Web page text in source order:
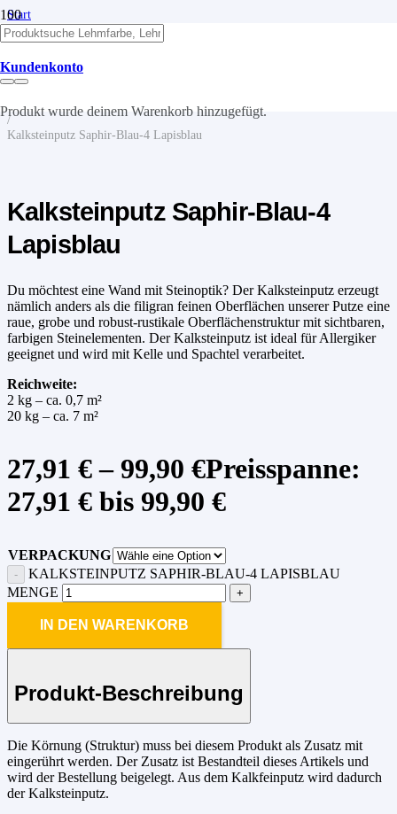
Kundenkonto
Produkt wurde deinem Warenkorb hinzugefügt.
Start
/
Kalk
/
Kalkputze
Kalksteinputz
/
Kalksteinputz Saphir-Blau-4 Lapisblau
Kalksteinputz Saphir-Blau-4
Lapisblau
Du möchtest eine Wand mit Steinoptik? Der Kalksteinputz erzeugt
nämlich anders als die filigran feinen Oberflächen unserer Putze eine
raue, grobe und robust-rustikale Oberflächenstruktur mit sichtbaren,
farbigen Steinelementen. Der Kalksteinputz ist ideal für Allergiker
geeignet und wird mit Kelle und Spachtel verarbeitet.
Reichweite:
2 kg – ca. 0,7 m²
20 kg – ca. 7 m²
27,91 € –99,90 €Preisspanne:
27,91 € bis 99,90 €
VERPACKUNG
KALKSTEINPUTZ SAPHIR-BLAU-4 LAPISBLAU
MENGE
IN DEN WARENKORB
Produkt-Beschreibung
Die Körnung (Struktur) muss bei diesem Produkt als Zusatz mit
eingerührt werden. Der Zusatz ist Bestandteil dieses Artikels und
wird der Bestellung beigelegt. Aus dem Kalkfeinputz wird dadurch
der Kalksteinputz.